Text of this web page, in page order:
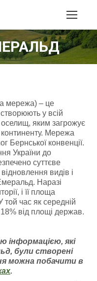
мережа) – це
у всій
яким загрожує
Мережа
Бернської конвенції.
України до
суттєве
видів і
Наразі
і її площа
той час як середній
від площі держав.
інформацією, які
д, були створені
можна побачити в
.